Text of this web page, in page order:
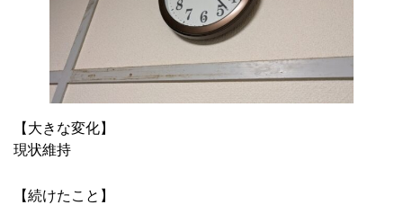
【大きな変化】
現状維持
【続けたこと】